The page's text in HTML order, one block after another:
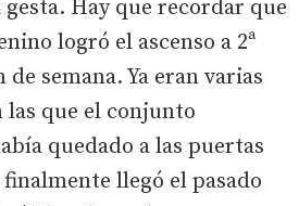
gesta. Hay que recordar que
logró el ascenso a 2ª
de semana. Ya eran varias
las que el conjunto
quedado a las puertas
llegó el pasado